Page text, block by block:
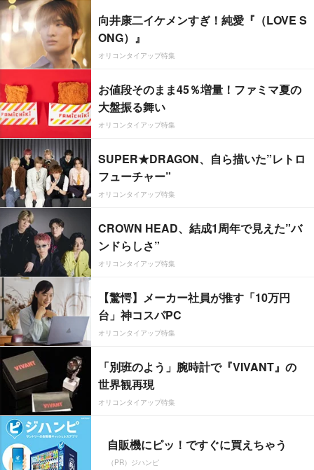
向井康二イケメンすぎ！純愛『（LOVE S
ONG）』
オリコンタイアップ特集
お値段そのまま45％増量！ファミマ夏の
大盤振る舞い
オリコンタイアップ特集
SUPER★DRAGON、自ら描いた”レトロ
フューチャー”
オリコンタイアップ特集
CROWN HEAD、結成1周年で見えた”バ
ンドらしさ”
オリコンタイアップ特集
【驚愕】メーカー社員が推す「10万円
台」神コスパPC
オリコンタイアップ特集
「別班のよう」腕時計で『VIVANT』の
世界観再現
オリコンタイアップ特集
自販機にピッ！ですぐに買えちゃう
（PR）ジハンピ